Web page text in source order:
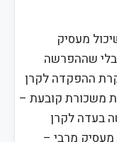
מעסיק
שההפרשה
ההפקדה לקרן
תקרת משכורת קובעת –
בעדה לקרן
מרבי –